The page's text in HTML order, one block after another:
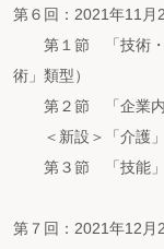
第６回：2021年11月
第１節 「技術・
術」類型）
第２節 「企業内
＜新設＞「介護」
第３節 「技能」
第７回：2021年12月